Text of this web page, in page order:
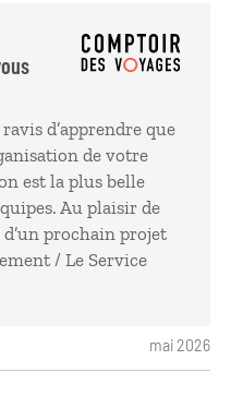
mai 2026
d’apprendre que
de votre
est la plus belle
Au plaisir de
prochain projet
/ Le Service